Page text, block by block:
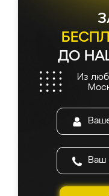
ДО
Из